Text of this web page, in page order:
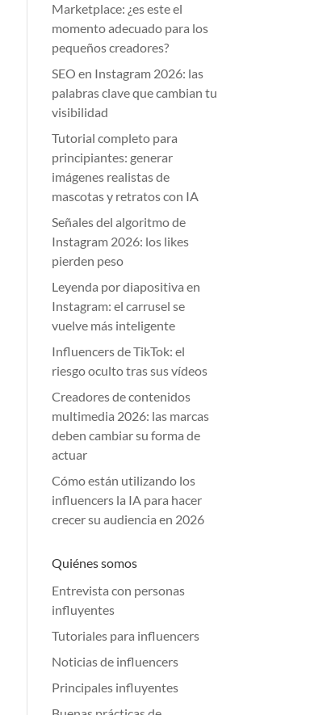
Marketplace: ¿es este el
momento adecuado para los
pequeños creadores?
SEO en Instagram 2026: las
palabras clave que cambian tu
visibilidad
Tutorial completo para
principiantes: generar
imágenes realistas de
mascotas y retratos con IA
Señales del algoritmo de
Instagram 2026: los likes
pierden peso
Leyenda por diapositiva en
Instagram: el carrusel se
vuelve más inteligente
Influencers de TikTok: el
riesgo oculto tras sus vídeos
Creadores de contenidos
multimedia 2026: las marcas
deben cambiar su forma de
actuar
Cómo están utilizando los
influencers la IA para hacer
crecer su audiencia en 2026
Quiénes somos
Entrevista con personas
influyentes
Tutoriales para influencers
Noticias de influencers
Principales influyentes